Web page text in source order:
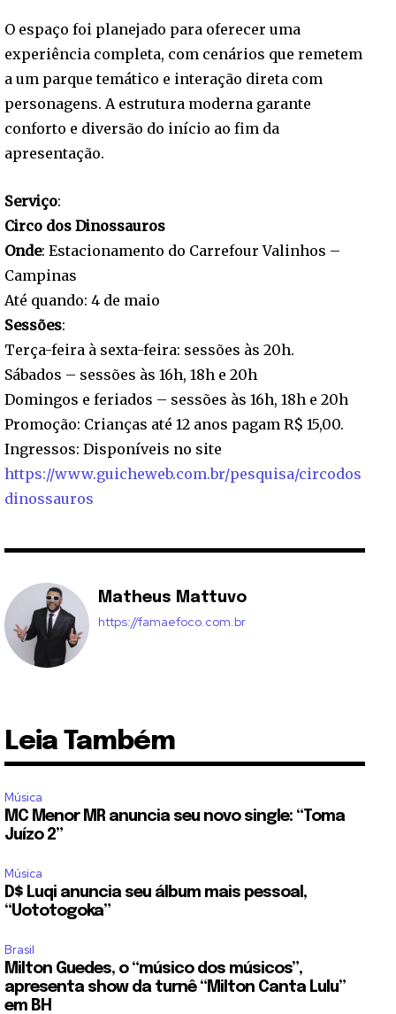
O espaço foi planejado para oferecer uma
experiência completa, com cenários que remetem
a um parque temático e interação direta com
personagens. A estrutura moderna garante
conforto e diversão do início ao fim da
apresentação.
Serviço:
Circo dos Dinossauros
Onde: Estacionamento do Carrefour Valinhos –
Campinas
Até quando: 4 de maio
Sessões:
Terça-feira à sexta-feira: sessões às 20h.
Sábados – sessões às 16h, 18h e 20h
Domingos e feriados – sessões às 16h, 18h e 20h
Promoção: Crianças até 12 anos pagam R$ 15,00.
Ingressos: Disponíveis no site
https://www.guicheweb.com.br/pesquisa/circodos
dinossauros
Matheus Mattuvo
https://famaefoco.com.br
Leia Também
Música
MC Menor MR anuncia seu novo single: “Toma
Juízo 2”
Música
D$ Luqi anuncia seu álbum mais pessoal,
“Uototogoka”
Brasil
Milton Guedes, o “músico dos músicos”,
apresenta show da turnê “Milton Canta Lulu”
em BH